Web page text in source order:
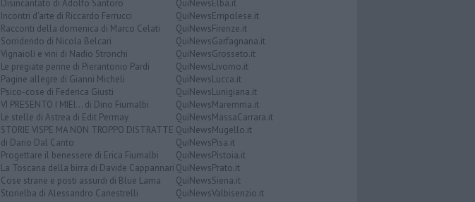
Disincantato di Adolfo Santoro
Incontri d'arte di Riccardo Ferrucci
Racconti della domenica di Marco Celati
Sorridendo di Nicola Belcari
Vignaioli e vini di Nadio Stronchi
Le pregiate penne di Pierantonio Pardi
Pagine allegre di Gianni Micheli
Psico-cose di Federica Giusti
VI PRESENTO I MIEI... di Dino Fiumalbi
Le stelle di Astrea di Edit Permay
STORIE VISPE MA NON TROPPO DISTRATTE
di Dario Dal Canto
Progettare il benessere di Erica Fiumalbi
La Toscana della birra di Davide Cappannari
Cose strane e posti assurdi di Blue Lama
Storielba di Alessandro Canestrelli
QuiNewsElba.it
QuiNewsEmpolese.it
QuiNewsFirenze.it
QuiNewsGarfagnana.it
QuiNewsGrosseto.it
QuiNewsLivorno.it
QuiNewsLucca.it
QuiNewsLunigiana.it
QuiNewsMaremma.it
QuiNewsMassaCarrara.it
QuiNewsMugello.it
QuiNewsPisa.it
QuiNewsPistoia.it
QuiNewsPrato.it
QuiNewsSiena.it
QuiNewsValbisenzio.it